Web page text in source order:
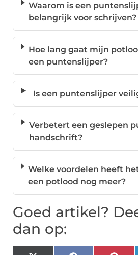
Waarom is een
belangrijk voor schrijven?
Hoe lang gaat mijn
een puntenslijper?
Is een puntenslijper
Verbetert een geslepen
handschrift?
Welke voordelen heeft
een potlood nog meer?
Goed artikel?
dan op: